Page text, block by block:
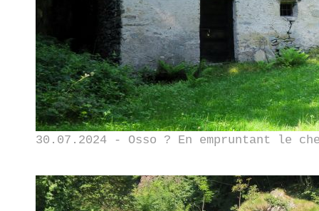
30.07.2024 - Osso ? En empruntant le